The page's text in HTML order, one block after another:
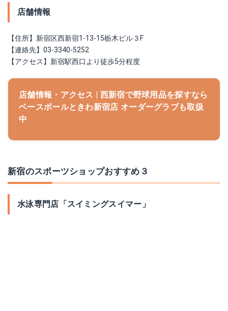
店舗情報
【住所】新宿区西新宿1-13-15栃木ビル３F
【連絡先】03-3340-5252
【アクセス】新宿駅西口より徒歩5分程度
店舗情報・アクセス | 西新宿で野球用品を探すなら
ベースボールときわ新宿店 オーダーグラブも取扱
中
新宿のスポーツショップおすすめ３
水泳専門店「スイミングスイマー」